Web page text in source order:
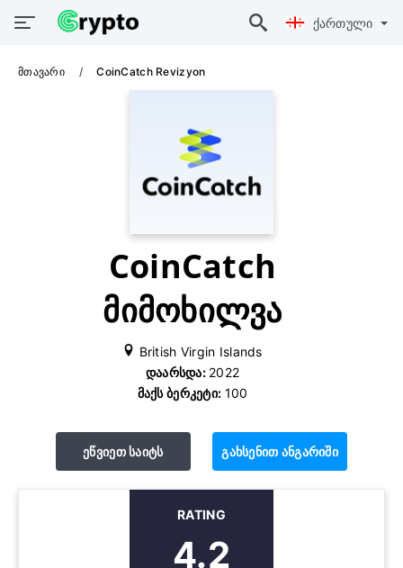
Ქართული
Მთავარი CoinCatch Revizyon
CoinCatch
მიმოხილვა
British Virgin Islands
Დაარსდა: 2022
Მაქს Ბერკეტი: 100
ეწვიეთ საიტს გახსენით ანგარიში
RATING
4.2